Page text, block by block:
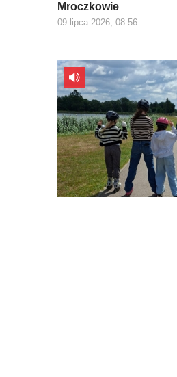
Mroczkowie
09 lipca 2026, 08:56